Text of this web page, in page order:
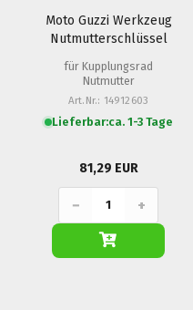
Moto Guzzi Werkzeug
Nutmutterschlüssel
1100 Sport, Griso,
Stelvio, Breva ...
für Kupplungsrad
Nutmutter
Art.Nr.: 14912603
Lieferbar:ca. 1-3 Tage
81,29 EUR
− +